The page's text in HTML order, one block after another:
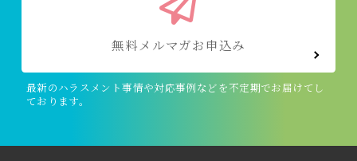
無料メルマガお申込み
最新のハラスメント事情や対応事例などを不定期でお届けてし
ております。